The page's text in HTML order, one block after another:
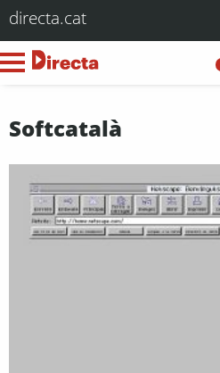
directa.cat
Softcatalà